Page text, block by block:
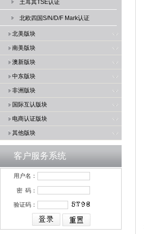
土耳其TSE认证
北欧四国S/N/D/F Mark认证
北美版块
南美版块
澳新版块
中东版块
非洲版块
国际互认版块
电商认证版块
其他版块
客户服务系统
用户名：
密 码：
验证码：